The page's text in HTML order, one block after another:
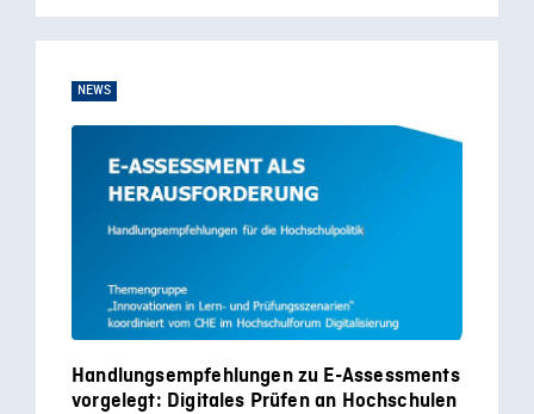
NEWS
Handlungsempfehlungen zu E-Assessments
vorgelegt: Digitales Prüfen an Hochschulen